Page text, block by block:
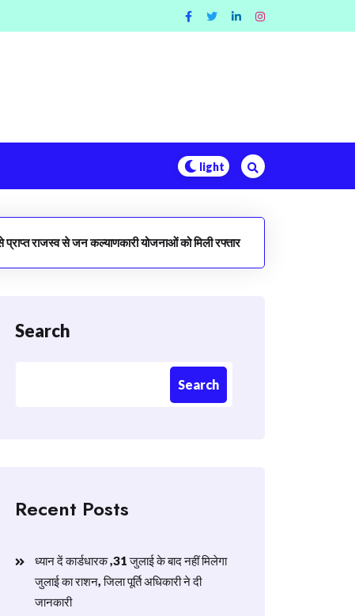
राजस्व से जन कल्याणकारी योजनाओं को मिली रफ्तार
Search
Search
Recent Posts
ध्यान दें कार्डधारक ,31 जुलाई के बाद नहीं मिलेगा
जुलाई का राशन, जिला पूर्ति अधिकारी ने दी
जानकारी